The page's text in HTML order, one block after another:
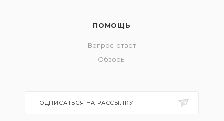
ПОМОЩЬ
Вопрос-ответ
Обзоры
ПОДПИСАТЬСЯ НА РАССЫЛКУ